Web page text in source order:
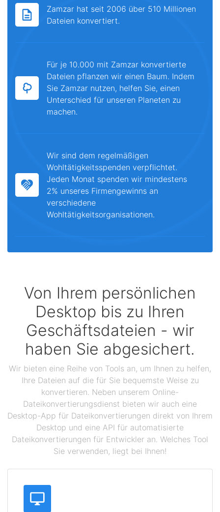
Zamzar hat seit 2006 über 510 Millionen
Dateien konvertiert.
Für je 10.000 mit Zamzar konvertierte
Dateien pflanzen wir einen Baum. Indem
Sie Zamzar nutzen, helfen Sie, einen
Unterschied für unseren Planeten zu
machen.
Wir sind dem regelmäßigen
Wohltätigkeitsspenden verpflichtet.
Jeden Monat spenden wir mindestens
2% unseres Firmengewinns an
verschiedene
Wohltätigkeitsorganisationen.
Von Ihrem persönlichen
Desktop bis zu Ihren
Geschäftsdateien - wir
haben Sie abgesichert.
Wir bieten eine Reihe von Tools an, um Ihnen zu helfen,
Ihre Dateien auf die für Sie bequemste Weise zu
konvertieren. Neben unserem Online-
Dateikonvertierungsdienst bieten wir auch eine
Desktop-App für Dateikonvertierungen direkt von Ihrem
Desktop und eine API für automatisierte
Dateikonvertierungen für Entwickler an. Welches Tool
Sie verwenden, liegt bei Ihnen!